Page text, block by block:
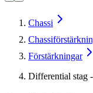
Chassi
Förstärkningar
Differential stag